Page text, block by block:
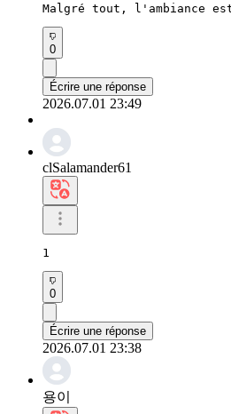
Malgré tout, l'ambiance
0
Écrire une réponse
2026.07.01 23:49
clSalamander61
1
0
Écrire une réponse
2026.07.01 23:38
용이